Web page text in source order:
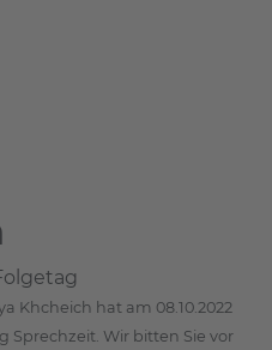
Khcheich hat am 08.10.2022
Sprechzeit. Wir bitten Sie vor